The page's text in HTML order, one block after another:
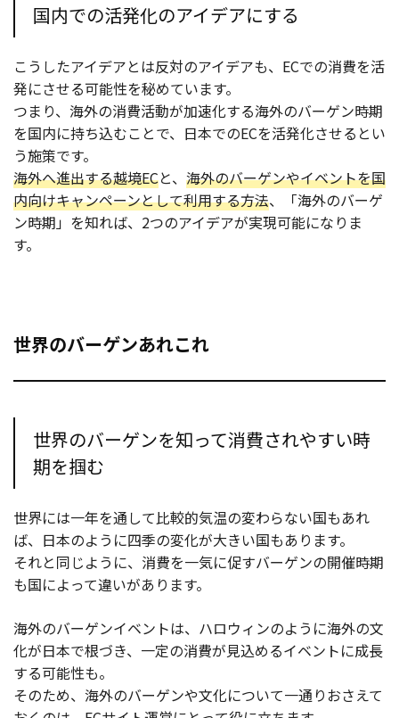
国内での活発化のアイデアにする
こうしたアイデアとは反対のアイデアも、ECでの消費を活
発にさせる可能性を秘めています。
つまり、海外の消費活動が加速化する海外のバーゲン時期
を国内に持ち込むことで、日本でのECを活発化させるとい
う施策です。
海外へ進出する越境ECと、 海外のバーゲンやイベントを国
内向けキャンペーンとして利用する方法、「海外のバーゲ
ン時期」を知れば、2つのアイデアが実現可能になりま
す。
世界のバーゲンあれこれ
世界のバーゲンを知って消費されやすい時
期を掴む
世界には一年を通して比較的気温の変わらない国もあれ
ば、日本のように四季の変化が大きい国もあります。
それと同じように、消費を一気に促すバーゲンの開催時期
も国によって違いがあります。
海外のバーゲンイベントは、ハロウィンのように海外の文
化が日本で根づき、一定の消費が見込めるイベントに成長
する可能性も。
そのため、海外のバーゲンや文化について一通りおさえて